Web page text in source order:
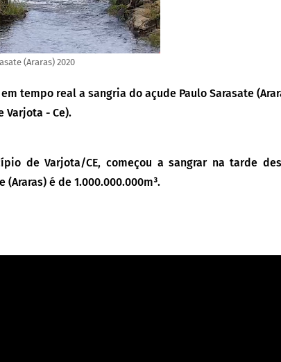
(Araras) 2020
tempo real a sangria do açude Paulo Sarasate
Varjota - Ce).
de Varjota/CE, começou a sangrar na tarde
(Araras) é de 1.000.000.000m³.